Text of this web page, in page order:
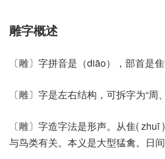
雕字概述
〔雕〕字拼音是（diāo），部首是
〔雕〕字是左右结构，可拆字为“周
〔雕〕字造字法是形声。从隹( zhuī
与鸟类有关。本义是大型猛禽。日